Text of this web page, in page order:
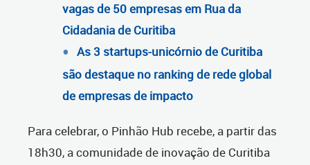
vagas de 50 empresas em Rua da
Cidadania de Curitiba
As 3 startups-unicórnio de Curitiba
são destaque no ranking de rede global
de empresas de impacto
Para celebrar, o Pinhão Hub recebe, a partir das
18h30, a comunidade de inovação de Curitiba